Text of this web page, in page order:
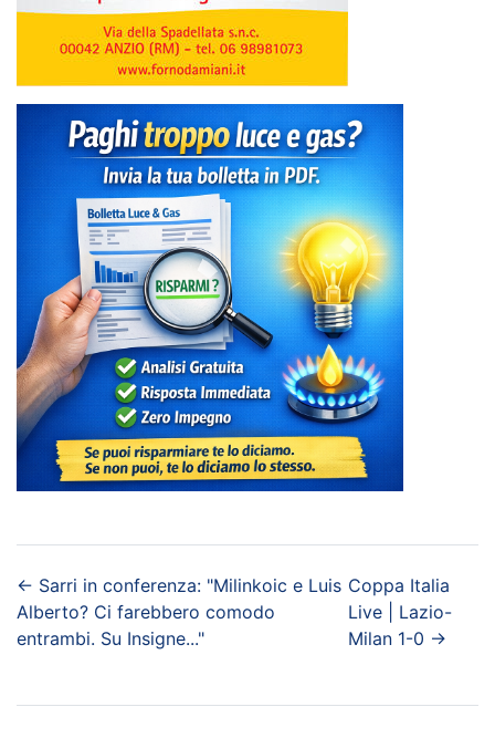
← Sarri in conferenza: "Milinkoic e Luis
Alberto? Ci farebbero comodo
entrambi. Su Insigne..."
Coppa Italia
Live | Lazio-
Milan 1-0 →